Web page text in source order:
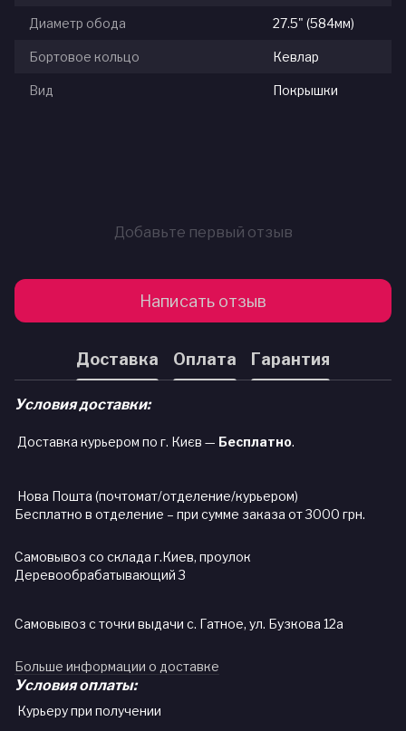
Диаметр обода 27.5" (584мм)
Бортовое кольцо Кевлар
Вид Покрышки
Добавьте первый отзыв
Написать отзыв
Доставка Оплата Гарантия
Условия доставки:
Доставка курьером по г. Києв — Бесплатно.
Нова Пошта (почтомат/отделение/курьером)
Бесплатно в отделение – при сумме заказа от 3000 грн.
Самовывоз со склада г.Киев, проулок
Деревообрабатывающий 3
Самовывоз с точки выдачи с. Гатное, ул. Бузкова 12а
Больше информации о доставке
Условия оплаты:
Курьеру при получении